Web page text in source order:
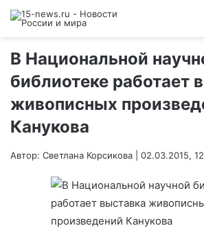
В Национальной
библиотеке работает
живописных
Канукова
Автор: Светлана Корсикова | 02.03.2015,